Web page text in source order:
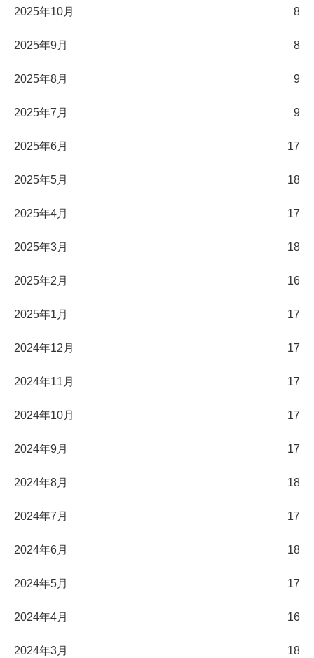
2025年10月 8
2025年9月 8
2025年8月 9
2025年7月 9
2025年6月 17
2025年5月 18
2025年4月 17
2025年3月 18
2025年2月 16
2025年1月 17
2024年12月 17
2024年11月 17
2024年10月 17
2024年9月 17
2024年8月 18
2024年7月 17
2024年6月 18
2024年5月 17
2024年4月 16
2024年3月 18